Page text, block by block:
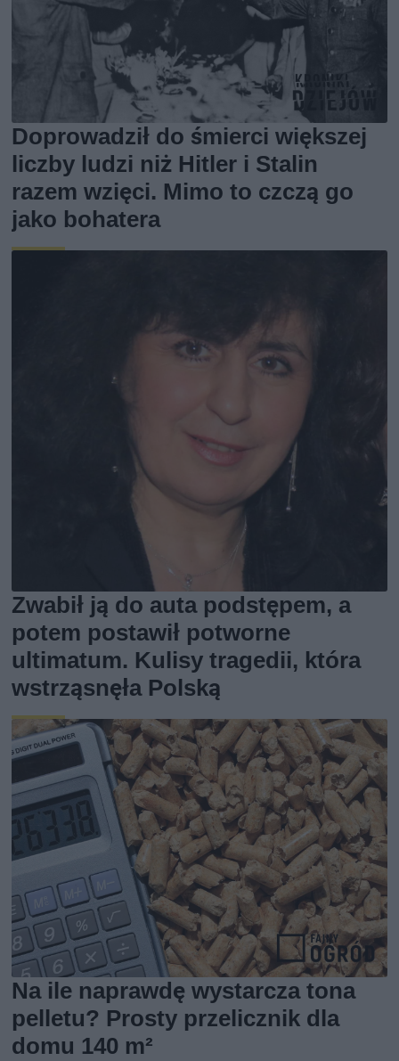
Doprowadził do śmierci większej
liczby ludzi niż Hitler i Stalin
razem wzięci. Mimo to czczą go
jako bohatera
Zwabił ją do auta podstępem, a
potem postawił potworne
ultimatum. Kulisy tragedii, która
wstrząsnęła Polską
Na ile naprawdę wystarcza tona
pelletu? Prosty przelicznik dla
domu 140 m²